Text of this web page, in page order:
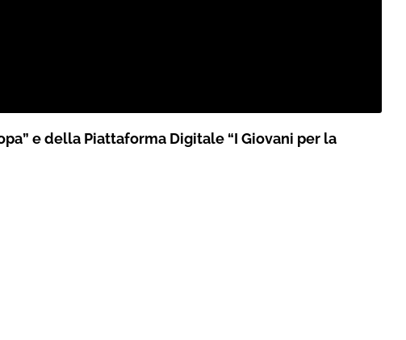
e della Piattaforma Digitale “I Giovani per la